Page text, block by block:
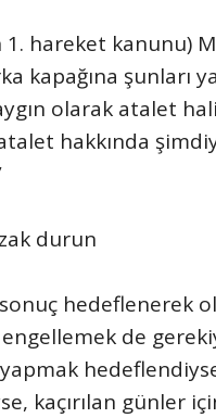
1. hareket kanunu)
kapağına şunları
olarak atalet
hakkında
durun
hedeflenerek
engellemek de
yapmak
kaçırılan günler